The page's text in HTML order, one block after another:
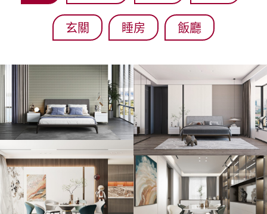
玄關 睡房 飯廳